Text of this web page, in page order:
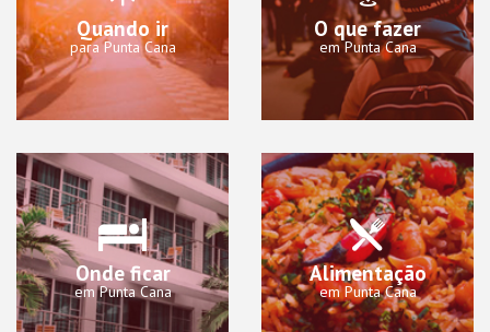
Quando ir
para Punta Cana
O que fazer
em Punta Cana
Onde ficar
em Punta Cana
Alimentação
em Punta Cana